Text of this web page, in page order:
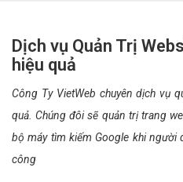
Dịch vụ Quản Trị
hiệu quả
Công Ty VietWeb chuyên dịch vụ
quả. Chúng đôi sẽ quản trị trang
bộ máy tìm kiếm Google khi người
công